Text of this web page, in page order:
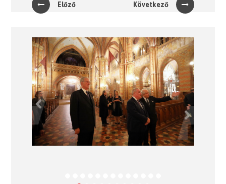
Előző Következő
Previous Next